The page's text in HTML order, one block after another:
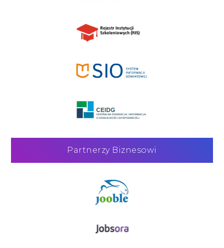
Partnerzy Biznesowi